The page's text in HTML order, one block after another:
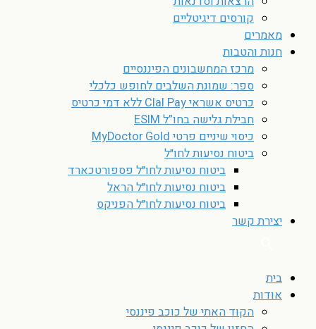
קורסים דיגיטליים
מאמרים
חנות והטבות
מרכז המחשבונים הפיננסיים
ספר: שמונת השלבים לחופש כלכלי
כרטיס אשראי Clal Pay ללא דמי כרטיס
חבילת גלישה בחו”ל ESIM
כיסוי שיניים פרטי MyDoctor Gold
ביטוח נסיעות לחו״ל
ביטוח נסיעות לחו״ל פספורטכארד
ביטוח נסיעות לחו״ל הראל
ביטוח נסיעות לחו״ל הפניקס
יצירת קשר
בית
אודות
הקוד האתי של כוכב פיננסי